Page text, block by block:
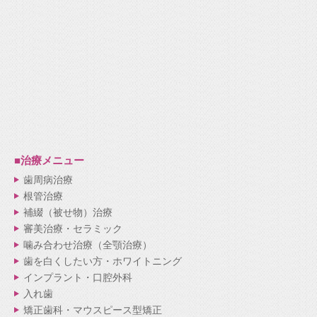
■治療メニュー
歯周病治療
根管治療
補綴（被せ物）治療
審美治療・セラミック
噛み合わせ治療（全顎治療）
歯を白くしたい方・ホワイトニング
インプラント・口腔外科
入れ歯
矯正歯科・マウスピース型矯正